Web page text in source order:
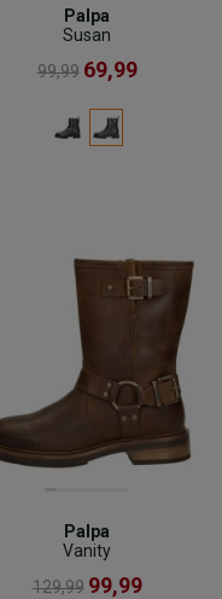
Palpa
Susan
99,99 69,99
Palpa
Vanity
129,99 99,99